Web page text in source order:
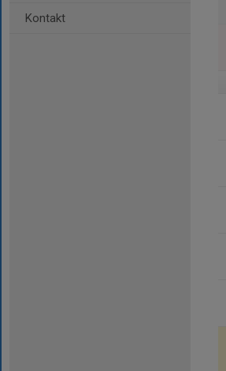
Kontakt